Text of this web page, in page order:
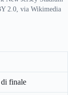
2.0, via Wikimedia
finale